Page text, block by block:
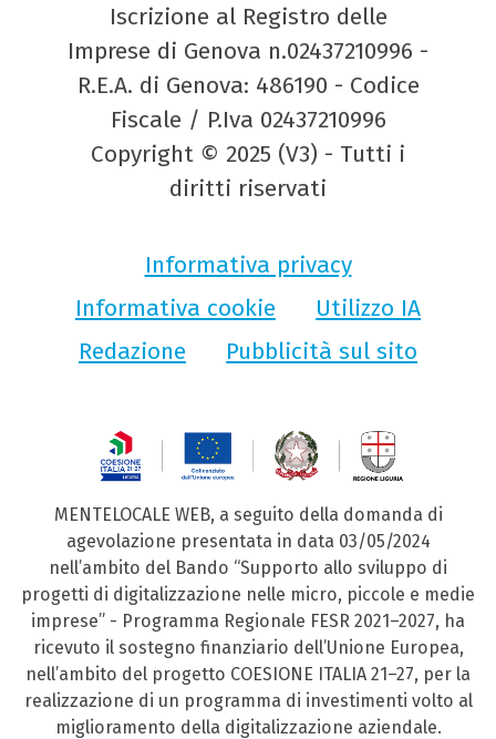
Iscrizione al Registro delle
Imprese di Genova n.02437210996 -
R.E.A. di Genova: 486190 - Codice
Fiscale / P.Iva 02437210996
Copyright © 2025 (V3) - Tutti i
diritti riservati
Informativa privacy
Informativa cookie
Utilizzo IA
Redazione
Pubblicità sul sito
MENTELOCALE WEB, a seguito della domanda di
agevolazione presentata in data 03/05/2024
nell’ambito del Bando “Supporto allo sviluppo di
progetti di digitalizzazione nelle micro, piccole e medie
imprese” - Programma Regionale FESR 2021–2027, ha
ricevuto il sostegno finanziario dell’Unione Europea,
nell’ambito del progetto COESIONE ITALIA 21–27, per la
realizzazione di un programma di investimenti volto al
miglioramento della digitalizzazione aziendale.